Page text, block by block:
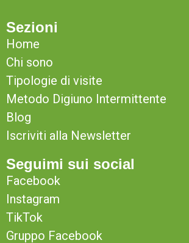
Sezioni
Home
Chi sono
Tipologie di visite
Metodo Digiuno Intermittente
Blog
Iscriviti alla Newsletter
Seguimi sui social
Facebook
Instagram
TikTok
Gruppo Facebook